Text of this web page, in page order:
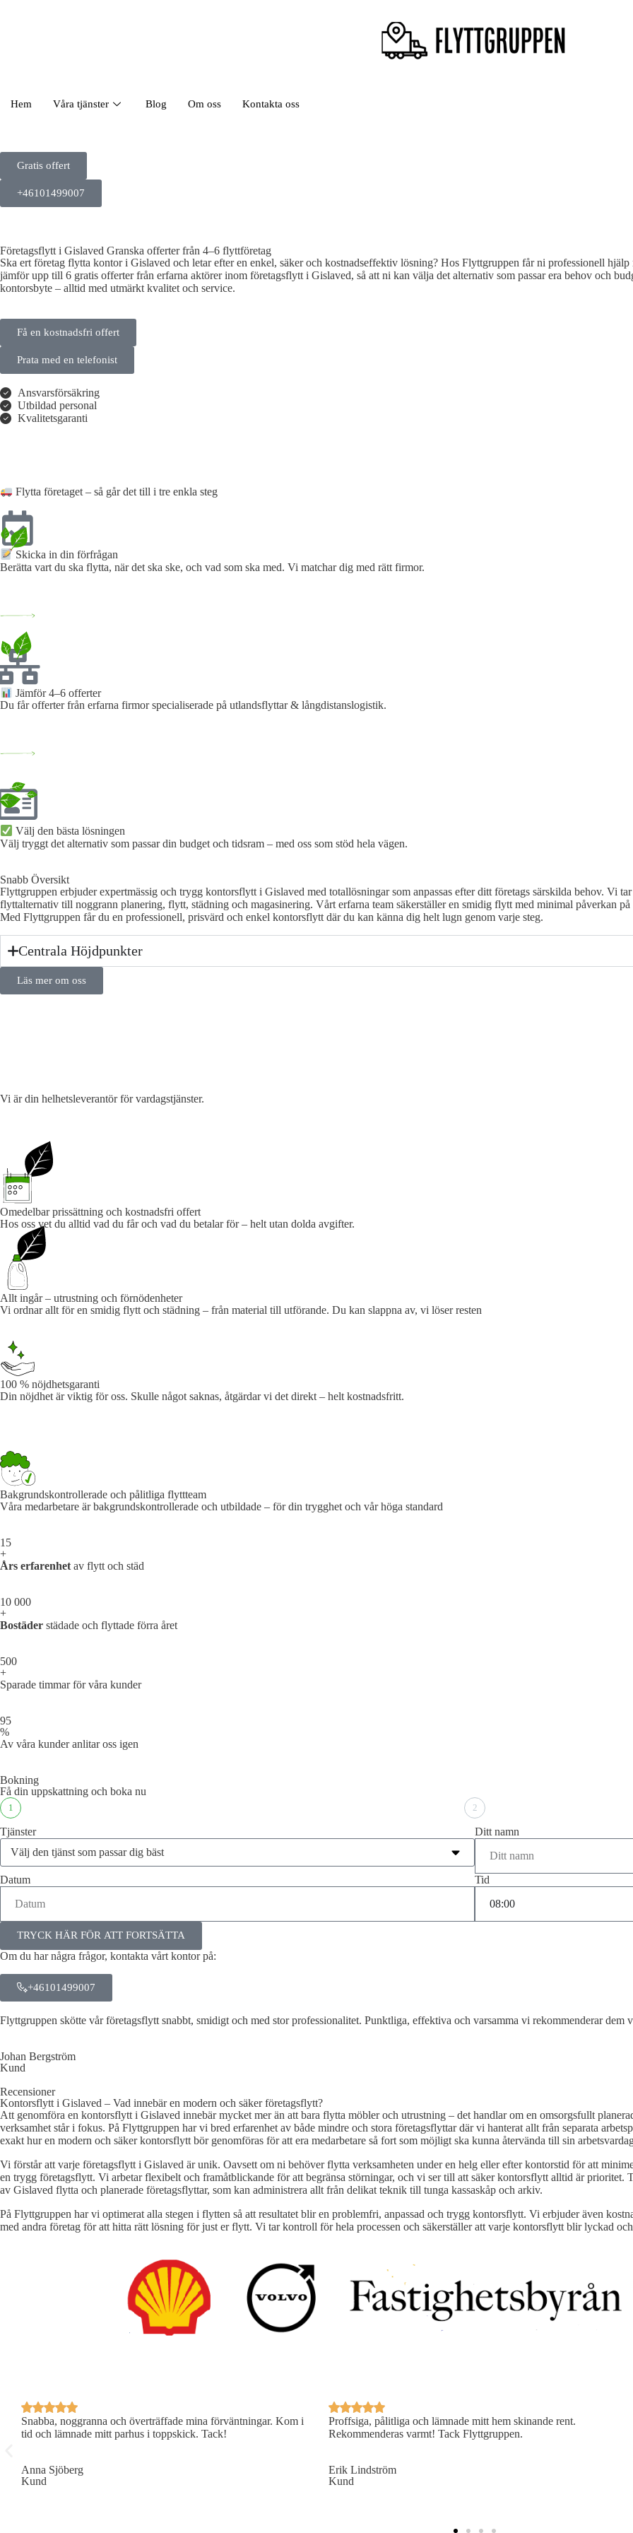
Hem Våra tjänster Blog Om oss Kontakta oss
Gratis offert
+46101499007
Företagsflytt i Gislaved Granska offerter från 4–6 flyttföretag
Ska ert företag flytta kontor i Gislaved och letar efter en enkel, säker och kostnadseffektiv lösning? Hos Flyttgruppen får ni professionell
jämför upp till 6 gratis offerter från erfarna aktörer inom företagsflytt i Gislaved, så att ni kan välja det alternativ som passar era behov och
kontorsbyte – alltid med utmärkt kvalitet och service.
Få en kostnadsfri offert
Prata med en telefonist
Ansvarsförsäkring
Utbildad personal
Kvalitetsgaranti
Flytta företaget – så går det till i tre enkla steg
Skicka in din förfrågan​
Berätta vart du ska flytta, när det ska ske, och vad som ska med. Vi matchar dig med rätt firmor.
Jämför 4–6 offerter
Du får offerter från erfarna firmor specialiserade på utlandsflyttar & långdistanslogistik.
Välj den bästa lösningen​
Välj tryggt det alternativ som passar din budget och tidsram – med oss som stöd hela vägen.
Snabb Översikt
Flyttgruppen erbjuder expertmässig och trygg kontorsflytt i Gislaved med totallösningar som anpassas efter ditt företags särskilda behov. Vi
flyttalternativ till noggrann planering, flytt, städning och magasinering. Vårt erfarna team säkerställer en smidig flytt med minimal påverkan
Med Flyttgruppen får du en professionell, prisvärd och enkel kontorsflytt där du kan känna dig helt lugn genom varje steg.
Centrala Höjdpunkter
Läs mer om oss
Vi är din helhetsleverantör för vardagstjänster.
Omedelbar prissättning och kostnadsfri offert
Hos oss vet du alltid vad du får och vad du betalar för – helt utan dolda avgifter.
Allt ingår – utrustning och förnödenheter
Vi ordnar allt för en smidig flytt och städning – från material till utförande. Du kan slappna av, vi löser resten
100 % nöjdhetsgaranti
Din nöjdhet är viktig för oss. Skulle något saknas, åtgärdar vi det direkt – helt kostnadsfritt.
Bakgrundskontrollerade och pålitliga flyttteam
Våra medarbetare är bakgrundskontrollerade och utbildade – för din trygghet och vår höga standard
15
+
Års erfarenhet av flytt och städ
10 000
+
Bostäder städade och flyttade förra året
500
+
Sparade timmar för våra kunder
95
%
Av våra kunder anlitar oss igen
Bokning
Få din uppskattning och boka nu
1 2
Tjänster Ditt namn
Datum Tid
TRYCK HÄR FÖR ATT FORTSÄTTA
Om du har några frågor, kontakta vårt kontor på:
+46101499007
Flyttgruppen skötte vår företagsflytt snabbt, smidigt och med stor professionalitet. Punktliga, effektiva och varsamma vi rekommenderar dem
Johan Bergström
Kund
Recensioner
Kontorsflytt i Gislaved – Vad innebär en modern och säker företagsflytt?
Att genomföra en kontorsflytt i Gislaved innebär mycket mer än att bara flytta möbler och utrustning – det handlar om en omsorgsfullt
verksamhet står i fokus. På Flyttgruppen har vi bred erfarenhet av både mindre och stora företagsflyttar där vi hanterat allt från separata
exakt hur en modern och säker kontorsflytt bör genomföras för att era medarbetare så fort som möjligt ska kunna återvända till sin
Vi förstår att varje företagsflytt i Gislaved är unik. Oavsett om ni behöver flytta verksamheten under en helg eller efter kontorstid för att
en trygg företagsflytt. Vi arbetar flexibelt och framåtblickande för att begränsa störningar, och vi ser till att säker kontorsflytt alltid är
av Gislaved flytta och planerade företagsflyttar, som kan administrera allt från delikat teknik till tunga kassaskåp och arkiv.
På Flyttgruppen har vi optimerat alla stegen i flytten så att resultatet blir en problemfri, anpassad och trygg kontorsflytt. Vi erbjuder även
med andra företag för att hitta rätt lösning för just er flytt. Vi tar kontroll för hela processen och säkerställer att varje kontorsflytt blir lyckad
Snabba, noggranna och överträffade mina förväntningar. Kom i
tid och lämnade mitt parhus i toppskick. Tack!
Anna Sjöberg
Kund
Proffsiga, pålitliga och lämnade mitt hem skinande rent.
Rekommenderas varmt! Tack Flyttgruppen.
Erik Lindström
Kund